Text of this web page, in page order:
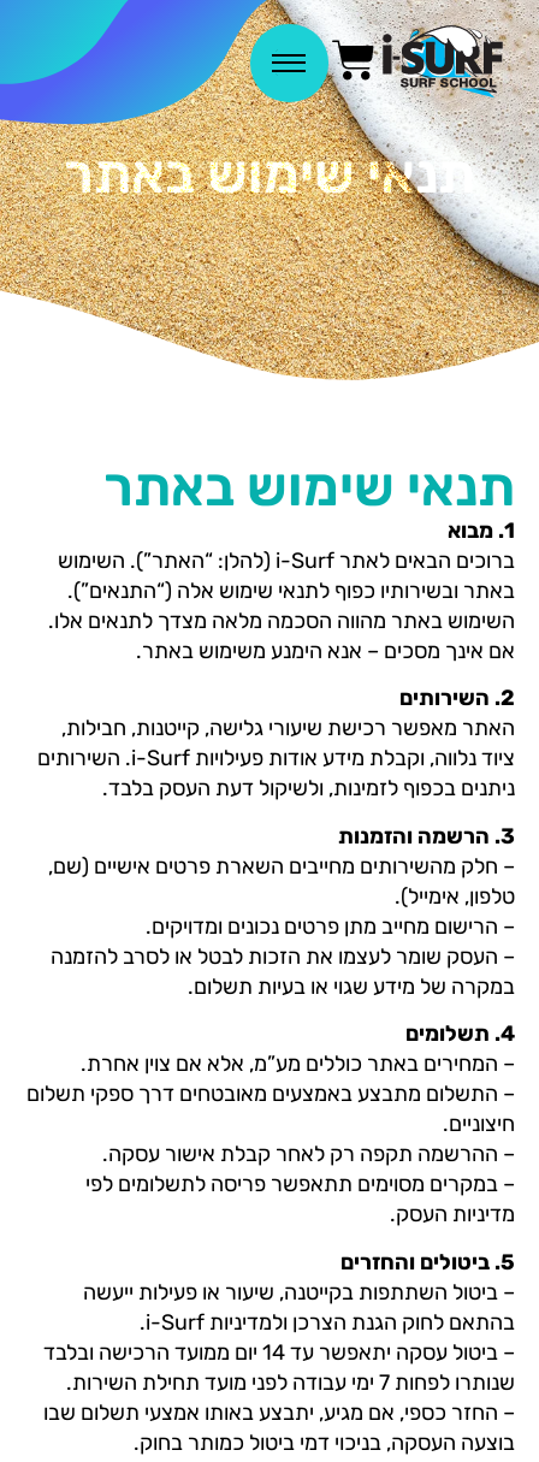
תנאי שימוש באתר
תנאי שימוש באתר
1.⁠ ⁠מבוא
ברוכים הבאים לאתר i-Surf (להלן: “האתר”). השימוש
באתר ובשירותיו כפוף לתנאי שימוש אלה (“התנאים”).
השימוש באתר מהווה הסכמה מלאה מצדך לתנאים אלו.
אם אינך מסכים – אנא הימנע משימוש באתר.
2.⁠ ⁠השירותים
האתר מאפשר רכישת שיעורי גלישה, קייטנות, חבילות,
ציוד נלווה, וקבלת מידע אודות פעילויות i-Surf. השירותים
ניתנים בכפוף לזמינות, ולשיקול דעת העסק בלבד.
3.⁠ ⁠הרשמה והזמנות
– חלק מהשירותים מחייבים השארת פרטים אישיים (שם,
טלפון, אימייל).
– הרישום מחייב מתן פרטים נכונים ומדויקים.
– העסק שומר לעצמו את הזכות לבטל או לסרב להזמנה
במקרה של מידע שגוי או בעיות תשלום.
4.⁠ ⁠תשלומים
– המחירים באתר כוללים מע”מ, אלא אם צוין אחרת.
– התשלום מתבצע באמצעים מאובטחים דרך ספקי תשלום
חיצוניים.
– ההרשמה תקפה רק לאחר קבלת אישור עסקה.
– במקרים מסוימים תתאפשר פריסה לתשלומים לפי
מדיניות העסק.
5.⁠ ⁠ביטולים והחזרים
– ביטול השתתפות בקייטנה, שיעור או פעילות ייעשה
בהתאם לחוק הגנת הצרכן ולמדיניות i-Surf.
– ביטול עסקה יתאפשר עד 14 יום ממועד הרכישה ובלבד
שנותרו לפחות 7 ימי עבודה לפני מועד תחילת השירות.
– החזר כספי, אם מגיע, יתבצע באותו אמצעי תשלום שבו
בוצעה העסקה, בניכוי דמי ביטול כמותר בחוק.